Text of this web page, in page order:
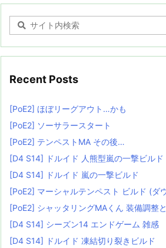
Recent Posts
[PoE2] ほぼリーグアウト…かも
[PoE2] ソーサラースタート
[PoE2] テンペストMA その後…
[D4 S14] ドルイド 人熊型嵐の一撃ビルド
[D4 S14] ドルイド 嵐の一撃ビルド
[PoE2] マーシャルテンペスト ビルド (ダ
[PoE2] シャッタリングMAくん 装備調整
[D4 S14] シーズン14 エンドゲーム 雑感
[D4 S14] ドルイド 凍結切り裂きビルド